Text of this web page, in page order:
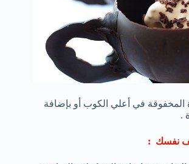
المخفوقة في أعلي الكوب أو بإضافة
.
نفسك :